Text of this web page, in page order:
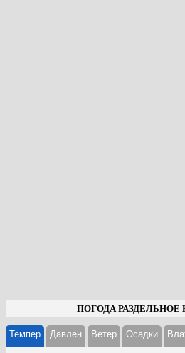
ПОГОДА
Темпер Давлен Ветер Осадки